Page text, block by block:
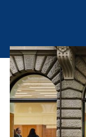
Von 1907 bis 1995:
alles
Banknotenserien
Nationalbank.